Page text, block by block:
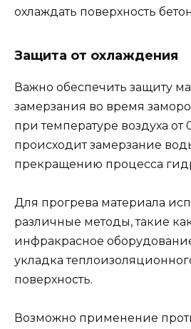
охлаждать поверхность
Защита от охлаждения
Важно обеспечить защиту
замерзания во время
при температуре воздуха от
происходит замерзание
прекращению процесса
Для прогрева материала
различные методы, такие
инфракрасное
укладка
поверхность.
Возможно применение